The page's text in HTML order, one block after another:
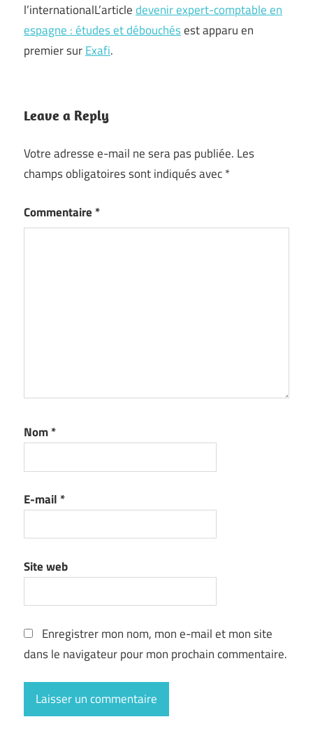
l’internationalL’articledevenir expert-comptable en
espagne : études et débouchésest apparu en
premier surExafi.
Leave a Reply
Votre adresse e-mail ne sera pas publiée. Les
champs obligatoires sont indiqués avec*
Commentaire *
Nom*
E-mail *
Site web
Enregistrer mon nom, mon e-mail et mon site
dans le navigateur pour mon prochain commentaire.